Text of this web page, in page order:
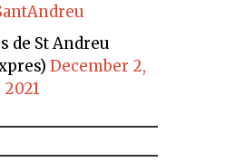
de St Andreu
December 2,
2021